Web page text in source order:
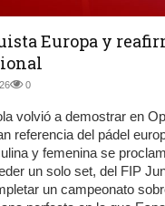
Europa y
0
volvió a demostrar en
referencia del pádel
y femenina se
un solo set, del FIP
un campeonato